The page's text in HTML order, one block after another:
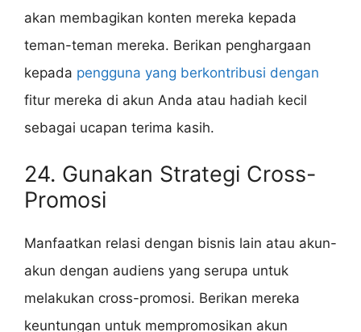
akan membagikan konten mereka kepada
teman-teman mereka. Berikan penghargaan
kepada pengguna yang berkontribusi dengan
fitur mereka di akun Anda atau hadiah kecil
sebagai ucapan terima kasih.
24. Gunakan Strategi Cross-
Promosi
Manfaatkan relasi dengan bisnis lain atau akun-
akun dengan audiens yang serupa untuk
melakukan cross-promosi. Berikan mereka
keuntungan untuk mempromosikan akun